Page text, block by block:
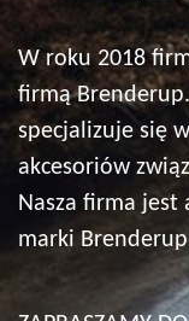
W roku 2018
firmą
specjalizuje się
akcesoriów
Nasza firma
marki